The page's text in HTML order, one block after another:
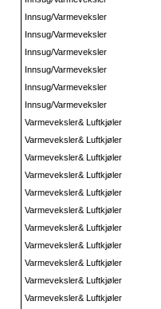
Innsug/Varmeveksler
Innsug/Varmeveksler
Innsug/Varmeveksler
Innsug/Varmeveksler
Innsug/Varmeveksler
Innsug/Varmeveksler
Varmeveksler& Luftkjøler
Varmeveksler& Luftkjøler
Varmeveksler& Luftkjøler
Varmeveksler& Luftkjøler
Varmeveksler& Luftkjøler
Varmeveksler& Luftkjøler
Varmeveksler& Luftkjøler
Varmeveksler& Luftkjøler
Varmeveksler& Luftkjøler
Varmeveksler& Luftkjøler
Varmeveksler& Luftkjøler